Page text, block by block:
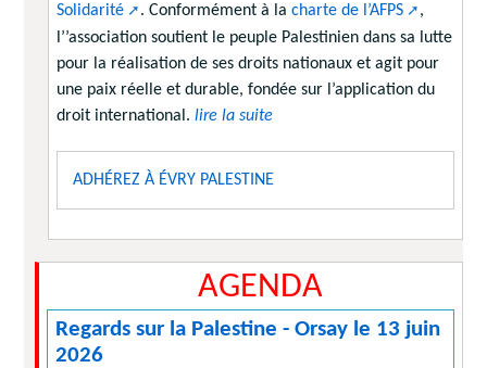
Solidarité
. Conformément à la charte de l’AFPS
,
l’’association soutient le peuple Palestinien dans sa lutte
pour la réalisation de ses droits nationaux et agit pour
une paix réelle et durable, fondée sur l’application du
droit international. lire la suite
ADHÉREZ À ÉVRY PALESTINE
AGENDA
Regards sur la Palestine - Orsay le 13 juin
2026